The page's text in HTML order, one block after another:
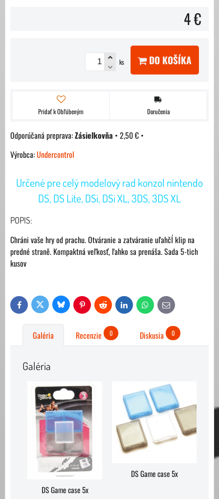
4 €
ks DO KOŠÍKA
Pridať k Obľúbeným Doručenia
Zásielkovňa • 2,50 € •
Výrobca:Undercontrol
Určené pre celý modelový rad konzol nintendo
DS, DS Lite, DSi, DSi XL, 3DS, 3DS XL
POPIS:
Chráni vaše hry od prachu. Otváranie a zatváranie uľahčÍ klip na
predné straně. Kompaktná veľkosť, ľahko sa prenáša. Sada 5-tich
kusov
FacebookTwitter Bluesky PinterestReddit LinkedIn WhatsAppE-
mail
Galéria Recenzie 0 Diskusia 0
Galéria
DS Game case 5x
DS Game case 5x